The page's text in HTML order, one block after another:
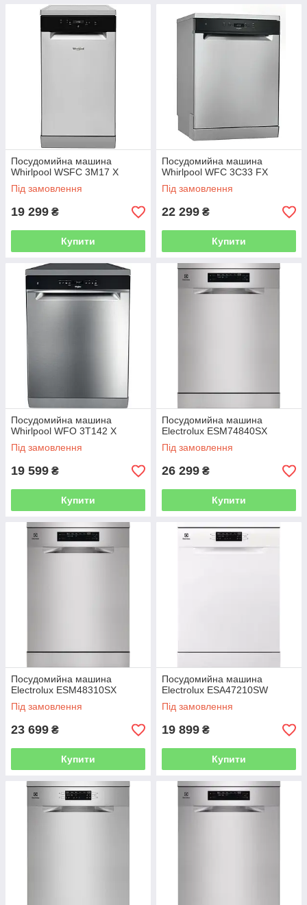
Посудомийна машина
Whirlpool WSFC 3M17 X
Під замовлення
19 299 ₴
Купити
Посудомийна машина
Whirlpool WFC 3C33 FX
Під замовлення
22 299 ₴
Купити
Посудомийна машина
Whirlpool WFO 3T142 X
Під замовлення
19 599 ₴
Купити
Посудомийна машина
Electrolux ESM74840SX
Під замовлення
26 299 ₴
Купити
Посудомийна машина
Electrolux ESM48310SX
Під замовлення
23 699 ₴
Купити
Посудомийна машина
Electrolux ESA47210SW
Під замовлення
19 899 ₴
Купити